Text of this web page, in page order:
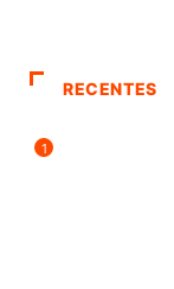
RECENTES
1